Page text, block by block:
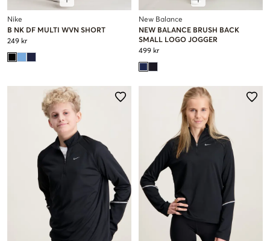
Nike
B NK DF MULTI WVN SHORT
249 kr
New Balance
NEW BALANCE BRUSH BACK
SMALL LOGO JOGGER
499 kr